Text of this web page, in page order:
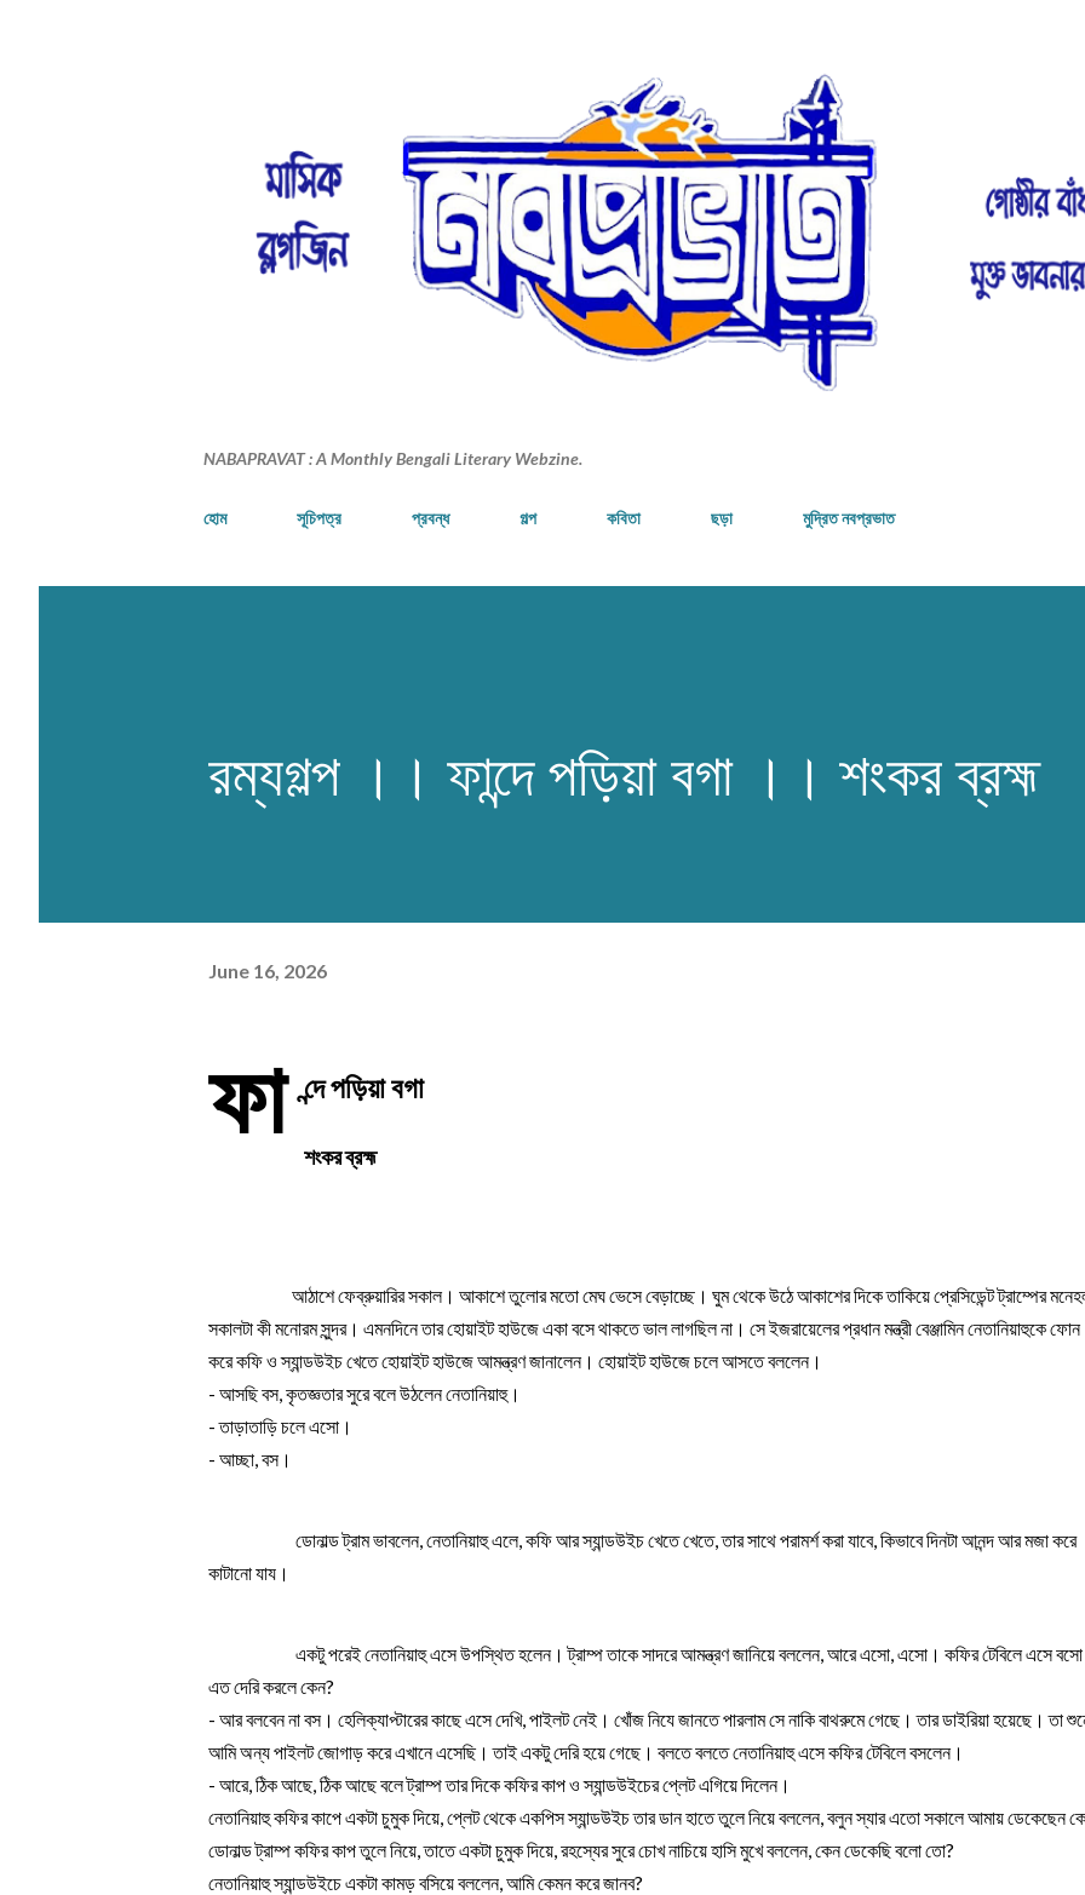
NABAPRAVAT : A Monthly Bengali Literary Webzine.
হোম সূচিপত্র প্রবন্ধ গল্প কবিতা ছড়া মুদ্রিত নবপ্রভাত
রম্যগল্প ।। ফান্দে পড়িয়া বগা ।। শংকর ব্রহ্ম
June 16, 2026
ফা ন্দে পড়িয়া বগা
শংকর ব্রহ্ম
আঠাশে ফেব্রুয়ারির সকাল। আকাশে তুলোর মতো মেঘ ভেসে বেড়াচ্ছে। ঘুম থেকে উঠে আকাশের দিকে তাকিয়ে প্রেসিডেন্ট ট্রাম্পের
সকালটা কী মনোরম সুন্দর। এমনদিনে তার হোয়াইট হাউজে একা বসে থাকতে ভাল লাগছিল না। সে ইজরায়েলের প্রধান মন্ত্রী বেঞ্জামিন নেতানিয়াহুকে ফোন
করে কফি ও স্যান্ডউইচ খেতে হোয়াইট হাউজে আমন্ত্রণ জানালেন। হোয়াইট হাউজে চলে আসতে বললেন।
- আসছি বস, কৃতজ্ঞতার সুরে বলে উঠলেন নেতানিয়াহু।
- তাড়াতাড়ি চলে এসো।
- আচ্ছা, বস।
ডোনাল্ড ট্রাম ভাবলেন, নেতানিয়াহু এলে, কফি আর স্যান্ডউইচ খেতে খেতে, তার সাথে পরামর্শ করা যাবে, কিভাবে দিনটা আনন্দ আর মজা করে
কাটানো যায।
একটু পরেই নেতানিয়াহু এসে উপস্থিত হলেন। ট্রাম্প তাকে সাদরে আমন্ত্রণ জানিয়ে বললেন, আরে এসো, এসো। কফির টেবিলে এসে
এত দেরি করলে কেন?
- আর বলবেন না বস। হেলিক্যাপ্টারের কাছে এসে দেখি, পাইলট নেই। খোঁজ নিযে জানতে পারলাম সে নাকি বাথরুমে গেছে। তার ডাইরিয়া হয়েছে। তা
আমি অন্য পাইলট জোগাড় করে এখানে এসেছি। তাই একটু দেরি হয়ে গেছে। বলতে বলতে নেতানিয়াহু এসে কফির টেবিলে বসলেন।
- আরে, ঠিক আছে, ঠিক আছে বলে ট্রাম্প তার দিকে কফির কাপ ও স্যান্ডউইচের প্লেট এগিয়ে দিলেন।
নেতানিয়াহু কফির কাপে একটা চুমুক দিয়ে, প্লেট থেকে একপিস স্যান্ডউইচ তার ডান হাতে তুলে নিয়ে বললেন, বলুন স্যার এতো সকালে আমায় ডেকেছেন
ডোনাল্ড ট্রাম্প কফির কাপ তুলে নিয়ে, তাতে একটা চুমুক দিয়ে, রহস্যের সুরে চোখ নাচিয়ে হাসি মুখে বললেন, কেন ডেকেছি বলো তো?
নেতানিয়াহু স্যান্ডউইচে একটা কামড় বসিয়ে বললেন, আমি কেমন করে জানব?